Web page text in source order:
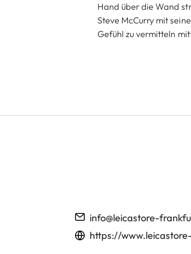
Hand über die Wand
Steve McCurry mit
Gefühl zu vermitteln
info@leicastore-
https://